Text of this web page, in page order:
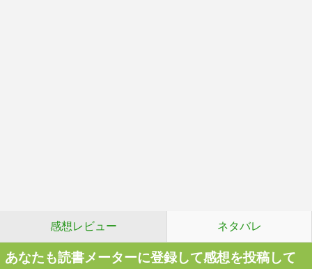
感想レビュー ネタバレ
あなたも読書メーターに登録して感想を投稿して